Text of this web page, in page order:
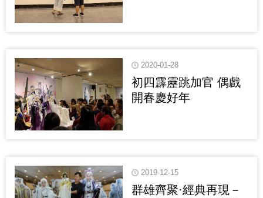
2020-01-28
初四霹靂跳加官 偶戲
開春慶好年
2019-12-15
群雄齊聚·經典再現－